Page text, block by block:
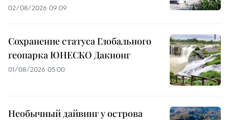
02/08/2026 09:09
Сохранение статуса Глобального
геопарка ЮНЕСКО Дакнонг
01/08/2026 05:00
Необычный дайвинг у острова